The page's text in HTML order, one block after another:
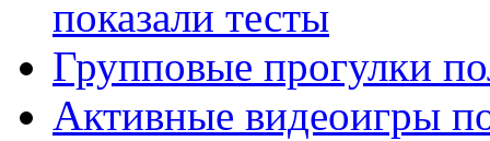
показали тесты
Групповые прогулки
Активные видеоигры